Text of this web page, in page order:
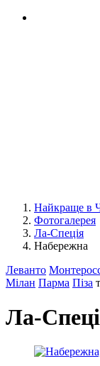
Найкраще в
Фотогалерея
Ла-Спеція
Набережна
Леванто
Мілан Парма Піза
Ла-